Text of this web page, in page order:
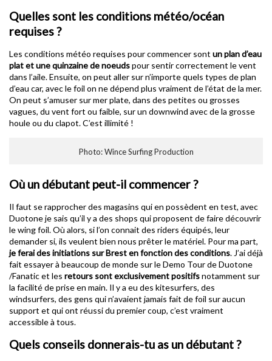
Quelles sont les conditions météo/océan
requises ?
Les conditions météo requises pour commencer sont un plan d’eau
plat et une quinzaine de noeudspour sentir correctement le vent
dans l’aile. Ensuite, on peut aller sur n’importe quels types de plan
d’eau car, avec le foil on ne dépend plus vraiment de l’état de la mer.
On peut s’amuser sur mer plate, dans des petites ou grosses
vagues, du vent fort ou faible, sur un downwind avec de la grosse
houle ou du clapot. C’est illimité !
Photo: Wince Surfing Production
Où un débutant peut-il commencer ?
Il faut se rapprocher des magasins qui en possèdent en test, avec
Duotone je sais qu’il y a des shops qui proposent de faire découvrir
le wing foil. Où alors, si l’on connait des riders équipés, leur
demander si, ils veulent bien nous prêter le matériel. Pour ma part,
je ferai des initiations sur Brest en fonction des conditions. J’ai déjà
fait essayer à beaucoup de monde sur le Demo Tour de Duotone
/Fanatic et les retours sont exclusivement positifsnotamment sur
la facilité de prise en main. Il y a eu des kitesurfers, des
windsurfers, des gens qui n’avaient jamais fait de foil sur aucun
support et qui ont réussi du premier coup, c’est vraiment
accessible à tous.
Quels conseils donnerais-tu as un débutant ?